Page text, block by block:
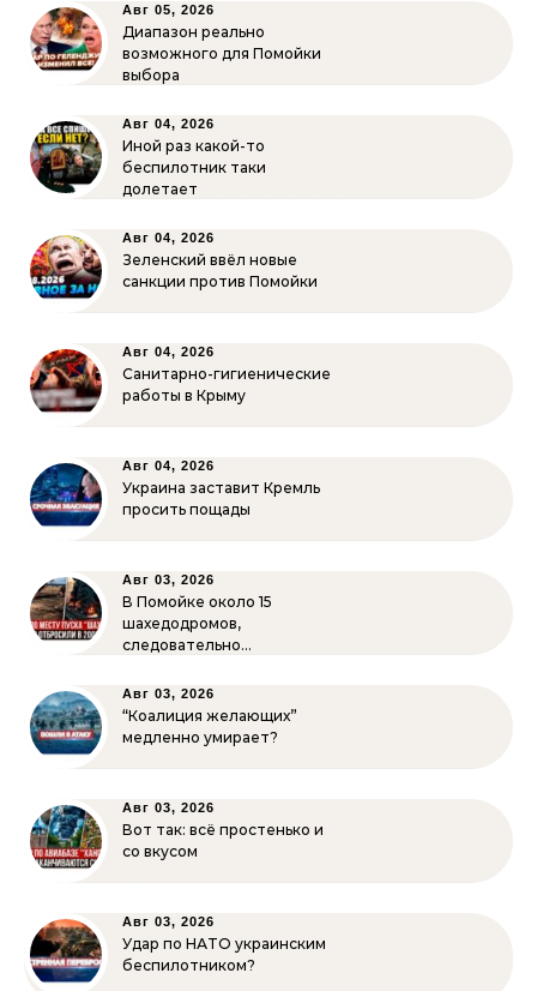
Авг 05, 2026
Диапазон реально
возможного для Помойки
выбора
Авг 04, 2026
Иной раз какой-то
беспилотник таки
долетает
Авг 04, 2026
Зеленский ввёл новые
санкции против Помойки
Авг 04, 2026
Санитарно-гигиенические
работы в Крыму
Авг 04, 2026
Украина заставит Кремль
просить пощады
Авг 03, 2026
В Помойке около 15
шахедодромов,
следовательно…
Авг 03, 2026
“Коалиция желающих”
медленно умирает?
Авг 03, 2026
Вот так: всё простенько и
со вкусом
Авг 03, 2026
Удар по НАТО украинским
беспилотником?